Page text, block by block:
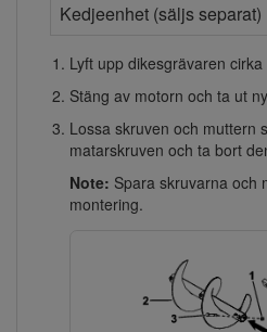
Kedjeenhet (säljs separat)
Lyft upp dikesgrävaren
Stäng av motorn och ta ut
Lossa skruven och muttern
matarskruven och ta bort
Note: Spara skruvarna och
montering.